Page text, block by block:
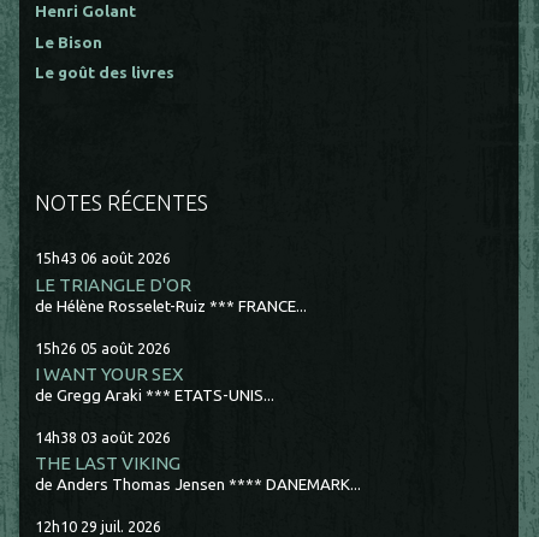
Henri Golant
Le Bison
Le goût des livres
NOTES RÉCENTES
15h43 06 août 2026
LE TRIANGLE D'OR
de Hélène Rosselet-Ruiz *** FRANCE...
15h26 05 août 2026
I WANT YOUR SEX
de Gregg Araki *** ETATS-UNIS...
14h38 03 août 2026
THE LAST VIKING
de Anders Thomas Jensen **** DANEMARK...
12h10 29 juil. 2026